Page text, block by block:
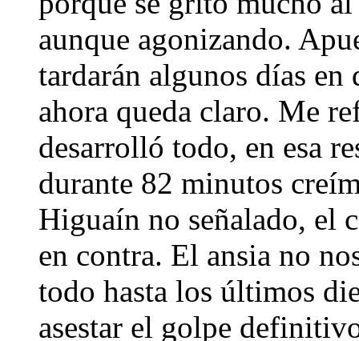
aunque agonizando.
tardarán algunos días
ahora queda claro. Me
desarrolló todo, en esa
durante 82 minutos
Higuaín no señalado, el
en contra. El ansia no
todo hasta los últimos
asestar el golpe